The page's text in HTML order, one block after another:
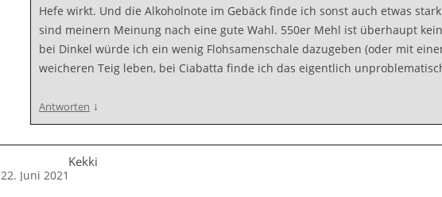
Hefe wirkt. Und die Alkoholnote im Gebäck finde ich sonst auch etwas
sind meinern Meinung nach eine gute Wahl. 550er Mehl ist überhaupt
bei Dinkel würde ich ein wenig Flohsamenschale dazugeben (oder mit
weicheren Teig leben, bei Ciabatta finde ich das eigentlich
Antworten ↓
Kekki
22. Juni 2021